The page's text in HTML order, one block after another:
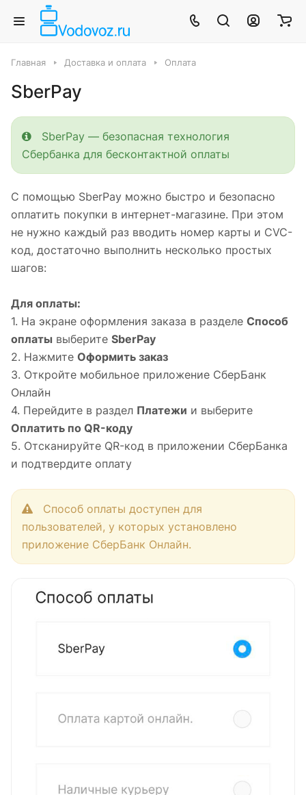
Главная Доставка и оплата Оплата
SberPay
SberPay — безопасная технология
Сбербанка для бесконтактной оплаты
С помощью SberPay можно быстро и безопасно
оплатить покупки в интернет-магазине. При этом
не нужно каждый раз вводить номер карты и CVC-
код, достаточно выполнить несколько простых
шагов:
Для оплаты:
1. На экране оформления заказа в разделе Способ
оплаты выберите SberPay
2. Нажмите Оформить заказ
3. Откройте мобильное приложение СберБанк
Онлайн
4. Перейдите в раздел Платежи и выберите
Оплатить по QR-коду
5. Отсканируйте QR-код в приложении СберБанка
и подтвердите оплату
Способ оплаты доступен для
пользователей, у которых установлено
приложение СберБанк Онлайн.